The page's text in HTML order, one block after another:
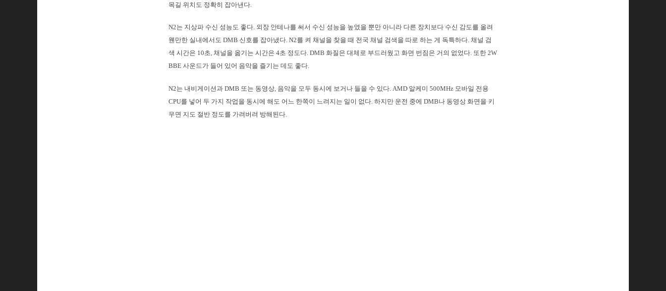
목길 위치도 정확히 잡아낸다.
N2는 지상파 수신 성능도 좋다. 외장 안테나를 써서 수신 성능을 높였을 뿐만 아니라 다른 장치보다 수신 감도를 올려
웬만한 실내에서도 DMB 신호를 잡아냈다. N2를 켜 채널을 찾을 때 전국 채널 검색을 따로 하는 게 독특하다. 채널 검
색 시간은 10초, 채널을 옮기는 시간은 4초 정도다. DMB 화질은 대체로 부드러웠고 화면 번짐은 거의 없었다. 또한 2W
BBE 사운드가 들어 있어 음악을 즐기는 데도 좋다.
N2는 내비게이션과 DMB 또는 동영상, 음악을 모두 동시에 보거나 들을 수 있다. AMD 알케미 500MHz 모바일 전용
CPU를 넣어 두 가지 작업을 동시에 해도 어느 한쪽이 느려지는 일이 없다. 하지만 운전 중에 DMB나 동영상 화면을 키
우면 지도 절반 정도를 가려버려 방해된다.